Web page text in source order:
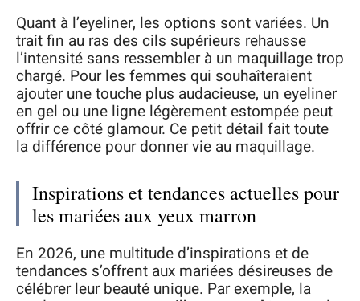
Quant à l’eyeliner, les options sont variées. Un
trait fin au ras des cils supérieurs rehausse
l’intensité sans ressembler à un maquillage trop
chargé. Pour les femmes qui souhaîteraient
ajouter une touche plus audacieuse, un eyeliner
en gel ou une ligne légèrement estompée peut
offrir ce côté glamour. Ce petit détail fait toute
la différence pour donner vie au maquillage.
Inspirations et tendances actuelles pour
les mariées aux yeux marron
En 2026, une multitude d’inspirations et de
tendances s’offrent aux mariées désireuses de
célébrer leur beauté unique. Par exemple, la